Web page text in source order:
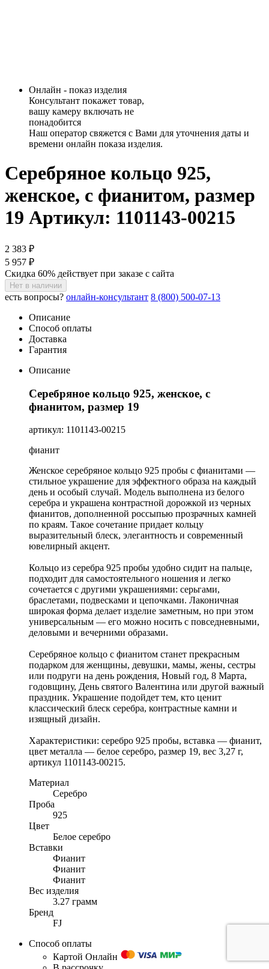
Онлайн - показ изделия
Консультант покажет товар,
вашу камеру включать не
понадобится
Наш оператор свяжется с Вами для уточнения даты и
времени онлайн показа изделия.
Серебряное кольцо 925,
женское, с фианитом, размер
19 Артикул: 1101143-00215
2 383 ₽
5 957 ₽
Скидка 60% действует при заказе с сайта
Нет в наличии
есть вопросы? онлайн-консультант 8 (800) 500-07-13
Описание
Способ оплаты
Доставка
Гарантия
Описание
Серебряное кольцо 925, женское, с
фианитом, размер 19
артикул: 1101143-00215
фианит
Женское серебряное кольцо 925 пробы с фианитами —
стильное украшение для эффектного образа на каждый
день и особый случай. Модель выполнена из белого
серебра и украшена контрастной дорожкой из черных
фианитов, дополненной россыпью прозрачных камней
по краям. Такое сочетание придает кольцу
выразительный блеск, элегантность и современный
ювелирный акцент.
Кольцо из серебра 925 пробы удобно сидит на пальце,
подходит для самостоятельного ношения и легко
сочетается с другими украшениями: серьгами,
браслетами, подвесками и цепочками. Лаконичная
широкая форма делает изделие заметным, но при этом
универсальным — его можно носить с повседневными,
деловыми и вечерними образами.
Серебряное кольцо с фианитом станет прекрасным
подарком для женщины, девушки, мамы, жены, сестры
или подруги на день рождения, Новый год, 8 Марта,
годовщину, День святого Валентина или другой важный
праздник. Украшение подойдет тем, кто ценит
классический блеск серебра, контрастные камни и
изящный дизайн.
Характеристики: серебро 925 пробы, вставка — фианит,
цвет металла — белое серебро, размер 19, вес 3,27 г,
артикул 1101143-00215.
Материал
Серебро
Проба
925
Цвет
Белое серебро
Вставки
Фианит
Фианит
Фианит
Вес изделия
3.27 грамм
Бренд
FJ
Способ оплаты
Картой Онлайн